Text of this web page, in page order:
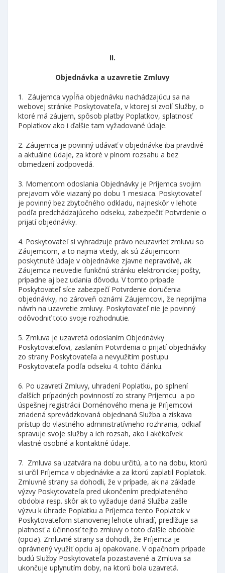
II.
Objednávka a uzavretie Zmluvy
1. Záujemca vypĺňa objednávku nachádzajúcu sa na
webovej stránke Poskytovateľa, v ktorej si zvolí Služby, o
ktoré má záujem, spôsob platby Poplatkov, splatnosť
Poplatkov ako i ďalšie tam vyžadované údaje.
2. Záujemca je povinný udávať v objednávke iba pravdivé
a aktuálne údaje, za ktoré v plnom rozsahu a bez
obmedzení zodpovedá.
3. Momentom odoslania Objednávky je Príjemca svojim
prejavom vôle viazaný po dobu 1 mesiaca. Poskytovateľ
je povinný bez zbytočného odkladu, najneskôr v lehote
podľa predchádzajúceho odseku, zabezpečiť Potvrdenie o
prijatí objednávky.
4. Poskytovateľ si vyhradzuje právo neuzavrieť zmluvu so
Záujemcom, a to najmä vtedy, ak sú Záujemcom
poskytnuté údaje v objednávke zjavne nepravdivé, ak
Záujemca neuvedie funkčnú stránku elektronickej pošty,
prípadne aj bez udania dôvodu. V tomto prípade
Poskytovateľ síce zabezpečí Potvrdenie doručenia
objednávky, no zároveň oznámi Záujemcovi, že neprijíma
návrh na uzavretie zmluvy. Poskytovateľ nie je povinný
odôvodniť toto svoje rozhodnutie.
5. Zmluva je uzavretá odoslaním Objednávky
Poskytovateľovi, zaslaním Potvrdenia o prijatí objednávky
zo strany Poskytovateľa a nevyužitím postupu
Poskytovateľa podľa odseku 4. tohto článku.
6. Po uzavretí Zmluvy, uhradení Poplatku, po splnení
ďalších prípadných povinností zo strany Príjemcu a po
úspešnej registrácii Doménového mena je Príjemcovi
zriadená sprevádzkovaná objednaná Služba a získava
prístup do vlastného administratívneho rozhrania, odkiaľ
spravuje svoje služby a ich rozsah, ako i akékoľvek
vlastné osobné a kontaktné údaje.
7. Zmluva sa uzatvára na dobu určitú, a to na dobu, ktorú
si určil Príjemca v objednávke a za ktorú zaplatil Poplatok.
Zmluvné strany sa dohodli, že v prípade, ak na základe
výzvy Poskytovateľa pred ukončením predplateného
obdobia resp. skôr ak to vyžaduje daná Služba zašle
výzvu k úhrade Poplatku a Príjemca tento Poplatok v
Poskytovateľom stanovenej lehote uhradí, predlžuje sa
platnosť a účinnosť tejto zmluvy o toto ďalšie obdobie
(opcia). Zmluvné strany sa dohodli, že Príjemca je
oprávnený využiť opciu aj opakovane. V opačnom prípade
budú Služby Poskytovateľa pozastavené a Zmluva sa
ukončuje uplynutím doby, na ktorú bola uzavretá.